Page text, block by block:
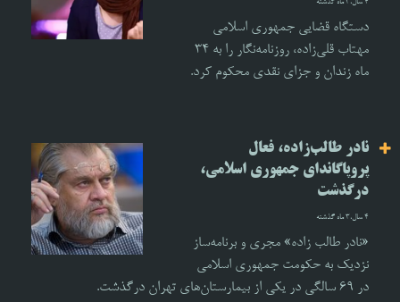
4 سال،3 ماه گذشته
دستگاه قضایی جمهوری اسلامی
مهتاب قلی‌زاده، روزنامه‌نگار را به ۳۴
ماه زندان و جزای نقدی محکوم کرد.
نادر طالب‌زاده، فعال
پروپاگاندای جمهوری اسلامی،
درگذشت
4 سال،3 ماه گذشته
«نادر طالب زاده» مجری و برنامه‌ساز
نزدیک به حکومت جمهوری اسلامی
در ۶۹ سالگی در یکی از بیمارستان‌های تهران درگذشت.